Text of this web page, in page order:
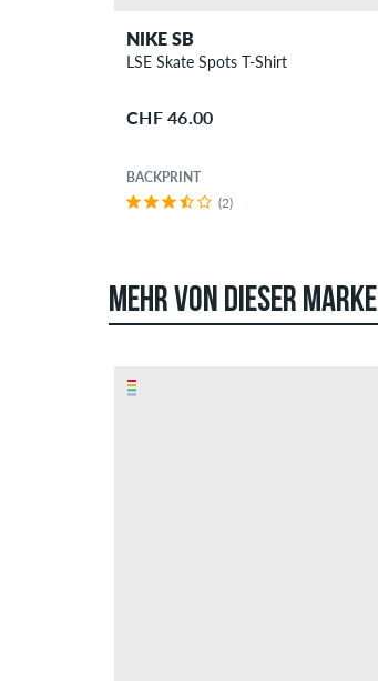
NIKE SB
LSE Skate Spots T-Shirt
CHF 46.00
BACKPRINT
(2)
MEHR VON DIESER MARKE